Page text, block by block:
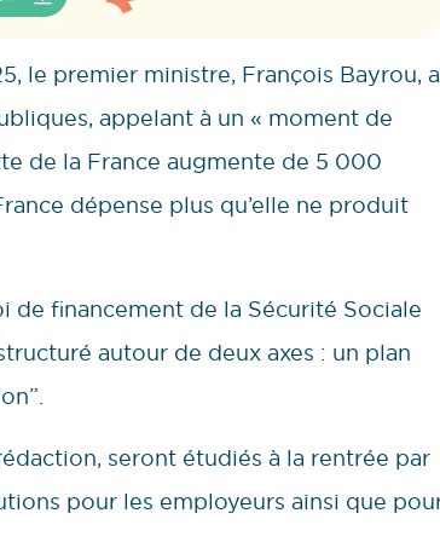
le premier ministre, François Bayrou, a
appelant à un « moment de
de la France augmente de 5 000
dépense plus qu’elle ne produit
de financement de la Sécurité Sociale
autour de deux axes : un plan
seront étudiés à la rentrée par
pour les employeurs ainsi que